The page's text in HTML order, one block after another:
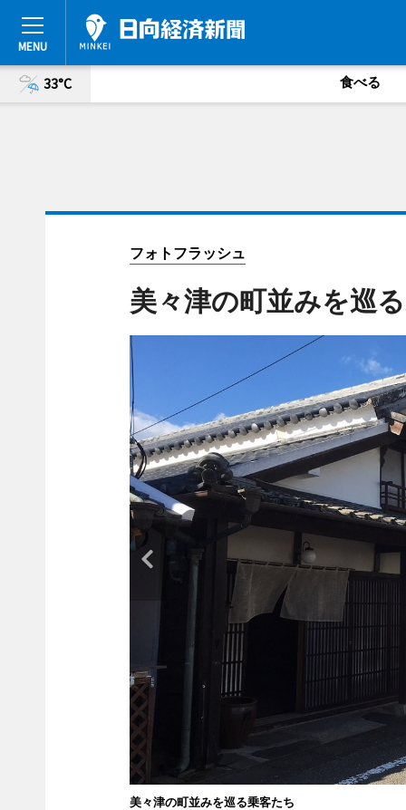
33°C 食べる
フォトフラッシュ
美々津の町並みを巡
美々津の町並みを巡る乗客たち